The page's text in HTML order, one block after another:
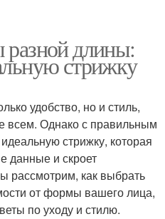
разной длины:
стрижку
удобство, но и стиль,
всем. Однако с правильным
стрижку, которая
данные и скроет
рассмотрим, как выбрать
от формы вашего лица,
по уходу и стилю.